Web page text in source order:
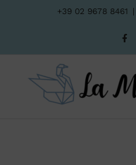
+39 02 9678 8461